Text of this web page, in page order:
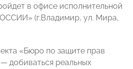
в офисе исполнительной
(г.Владимир, ул. Мира,
«Бюро по защите прав
добиваться реальных